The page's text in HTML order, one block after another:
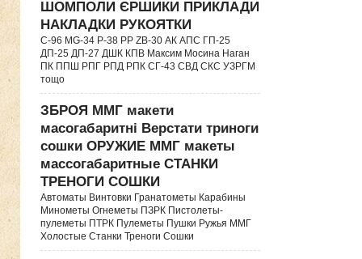
ШОМПОЛИ ЄРШИКИ ПРИКЛАДИ
НАКЛАДКИ РУКОЯТКИ
C-96 MG-34 P-38 PP ZB-30 АК АПС ГП-25
ДП-25 ДП-27 ДШК КПВ Максим Мосина Наган
ПК ППШ РПГ РПД РПК СГ-43 СВД CКС УЗРГМ
тощо
ЗБРОЯ ММГ макети
масогабаритні Верстати триноги
сошки ОРУЖИЕ ММГ макеты
массогабаритные СТАНКИ
ТРЕНОГИ СОШКИ
Автоматы Винтовки Гранатометы Карабины
Минометы Огнеметы ПЗРК Пистолеты-
пулеметы ПТРК Пулеметы Пушки Ружья ММГ
Холостые Станки Треноги Сошки